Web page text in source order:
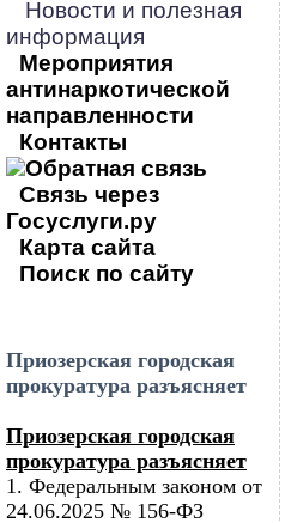
Новости и полезная
информация
Мероприятия
антинаркотической
направленности
Контакты
Обратная связь
Связь через
Госуслуги.ру
Карта сайта
Поиск по сайту
Приозерская городская
прокуратура разъясняет
Приозерская городская
прокуратура разъясняет
1. Федеральным законом от
24.06.2025 № 156-ФЗ